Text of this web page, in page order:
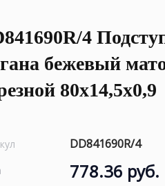
4
бежевый
80x14,5x0,9
DD841690R/4
778.36 руб.